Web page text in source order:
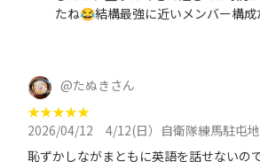
たね😂結構最強に近いメンバー構
@たぬきさん
★★★★★
2026/04/12
4/12(日）自衛隊練馬駐屯地 記念
恥ずかしながまともに英語を話せないの